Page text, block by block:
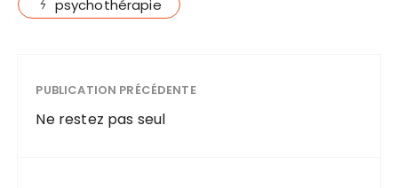
psychothérapie
PUBLICATION PRÉCÉDENTE
Ne restez pas seul